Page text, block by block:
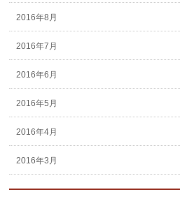
2016年8月
2016年7月
2016年6月
2016年5月
2016年4月
2016年3月